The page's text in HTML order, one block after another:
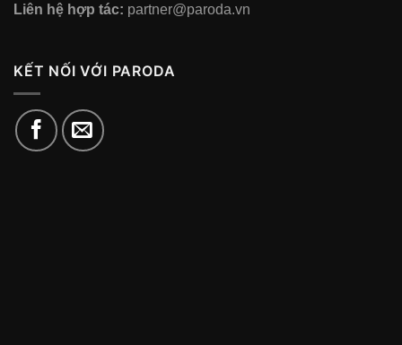
Liên hệ hợp tác: partner@paroda.vn
KẾT NỐI VỚI PARODA